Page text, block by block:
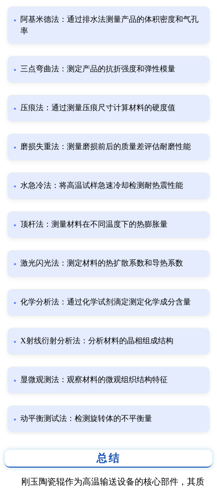
阿基米德法：通过排水法测量产品的体积密度和气孔
率
三点弯曲法：测定产品的抗折强度和弹性模量
压痕法：通过测量压痕尺寸计算材料的硬度值
磨损失重法：测量磨损前后的质量差评估耐磨性能
水急冷法：将高温试样急速冷却检测耐热震性能
顶杆法：测量材料在不同温度下的热膨胀量
激光闪光法：测定材料的热扩散系数和导热系数
化学分析法：通过化学试剂滴定测定化学成分含量
X射线衍射分析法：分析材料的晶相组成结构
显微观测法：观察材料的微观组织结构特征
动平衡测试法：检测旋转体的不平衡量
总结
刚玉陶瓷辊作为高温输送设备的核心部件，其质